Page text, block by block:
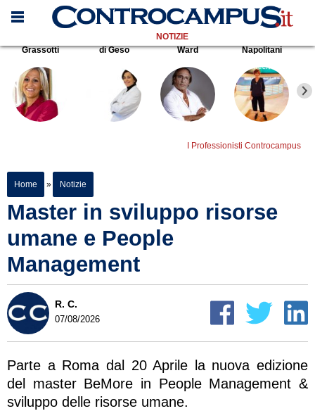
NOTIZIE
Grassotti
di Geso Ward Napolitani
I Professionisti Controcampus
Home » Notizie
Master in sviluppo risorse
umane e People
Management
R. C.
07/08/2026
Parte a Roma dal 20 Aprile la nuova edizione
del master BeMore in People Management &
sviluppo delle risorse umane.